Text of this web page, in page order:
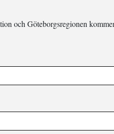
och Göteborgsregionen